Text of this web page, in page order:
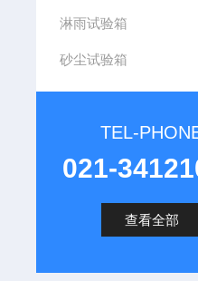
淋雨试验箱
砂尘试验箱
TEL-
021-
查看全部